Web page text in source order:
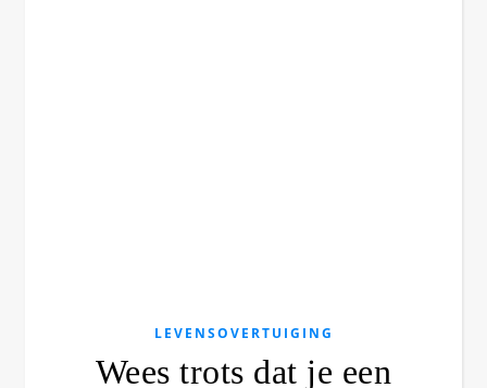
LEVENSOVERTUIGING
Wees trots dat je een